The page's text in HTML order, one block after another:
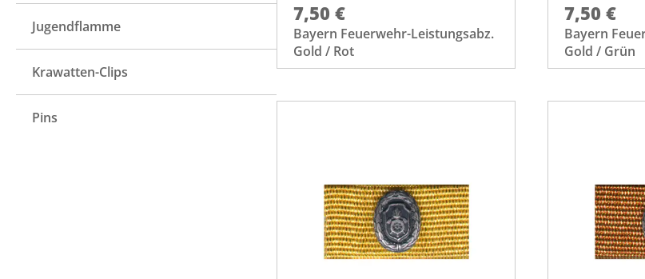
Jugendflamme
Krawatten-Clips
Pins
7,50 €
Bayern Feuerwehr-Leistungsabz.
Gold / Rot
7,50 €
Bayern
Gold / Grün